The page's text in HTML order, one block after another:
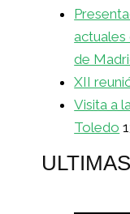
actuales
de
XII
Visita a
Toledo